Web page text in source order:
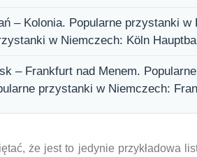
– Kolonia. Popularne przystanki
w Niemczech: Köln
– Frankfurt nad Menem.
przystanki w Niemczech:
że jest to jedynie przykładowa